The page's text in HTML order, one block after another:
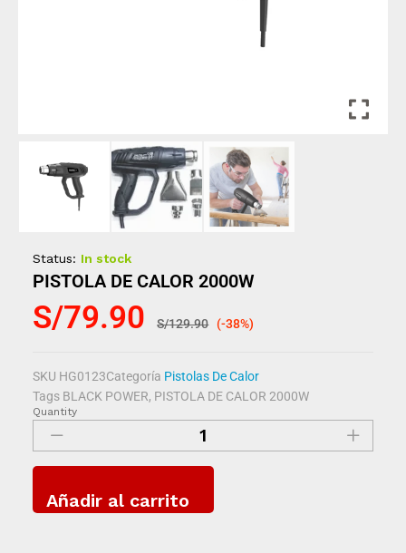
Status: In stock
PISTOLA DE CALOR 2000W
S/79.90 S/129.90 (-38%)
SKU HG0123Categoría Pistolas De Calor
Tags BLACK POWER, PISTOLA DE CALOR 2000W
Quantity
Añadir al carrito